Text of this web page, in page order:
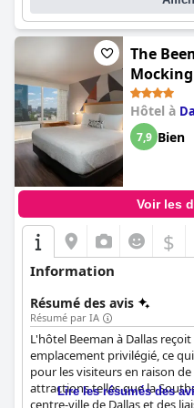
The
Portfolio
Hôtel à
7,9 Bien
Voir les
$
Information
Résumé des avis
Résumé par IA
L'hôtel Beeman à Dallas
emplacement privilégié, ce
pour les visiteurs en raison
attractions telles que la
centre-ville de Dallas et des
Lire les résumés des